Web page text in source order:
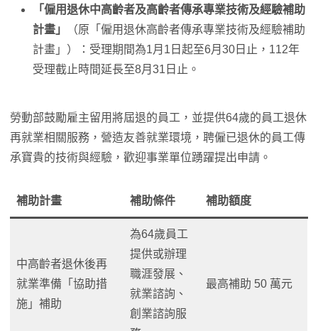
「僱用退休中高齡者及高齡者傳承專業技術及經驗補助
計畫」
（原「僱用退休高齡者傳承專業技術及經驗補助
計畫」）：受理期間為1月1日起至6月30日止，112年
受理截止時間延長至8月31日止。
勞動部鼓勵雇主留用將屆退的員工，並提供64歲的員工退休
再就業相關服務，營造友善就業環境，聘僱已退休的員工傳
承寶貴的技術與經驗，歡迎事業單位踴躍提出申請。
補助計畫 補助條件 補助額度
中高齡者退休後再
就業準備「協助措
施」補助
為64歲員工
提供或辦理
職涯發展、
就業諮詢、
創業諮詢服
最高補助 50 萬元